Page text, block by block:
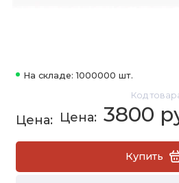
На складе: 1000000 шт.
Код
3800
Купить